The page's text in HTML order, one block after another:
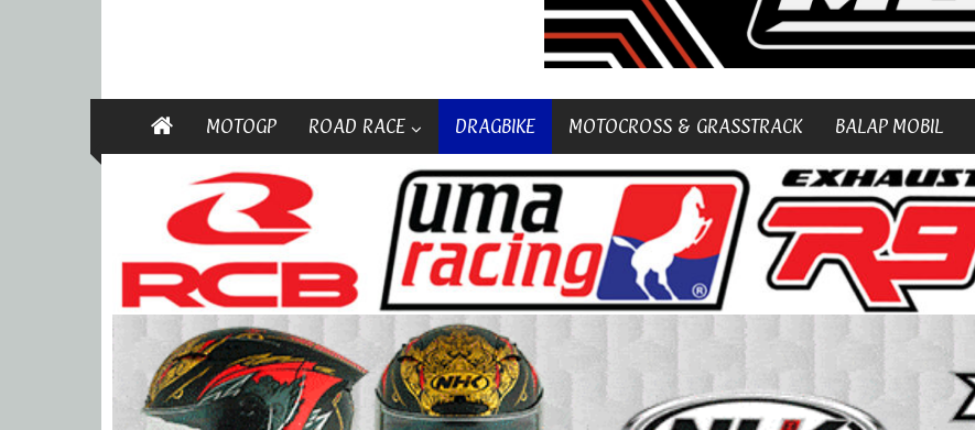
MOTOGP ROAD RACE DRAGBIKE MOTOCROSS & GRASSTRACK BALAP MOBIL